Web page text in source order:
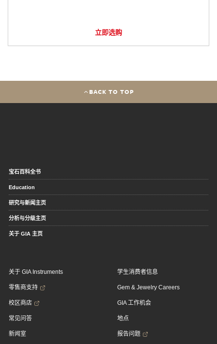
立即选购
BACK TO TOP
宝石百科全书
Education
研究与新闻主页
分析与分级主页
关于 GIA 主页
关于 GIA Instruments
零售商支持
校区商店
常见问答
新闻室
学生消费者信息
Gem & Jewelry Careers
GIA 工作机会
地点
报告问题